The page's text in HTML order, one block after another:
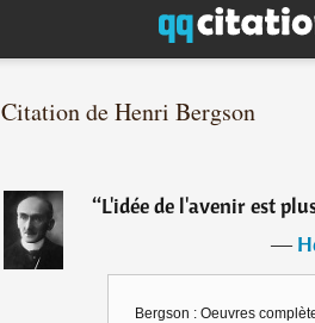
Citation de Henri Bergson
“L'idée de l'avenir est
―
Bergson : Oeuvres